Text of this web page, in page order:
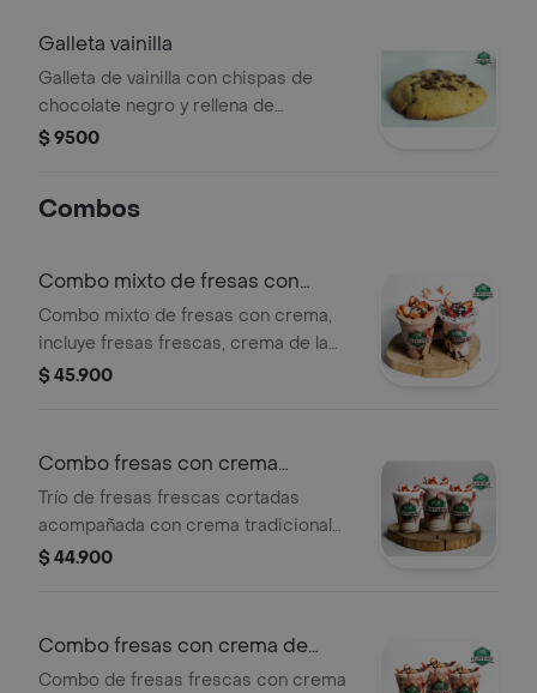
Galleta vainilla
Galleta de vainilla con chispas de
chocolate negro y rellena de
chocolate.
$ 9500
Combos
Combo mixto de fresas con
crema
Combo mixto de fresas con crema,
incluye fresas frescas, crema de la
casa, galleta Oreo y chocolate.
$ 45.900
Combo fresas con crema
tradicional
Trío de fresas frescas cortadas
acompañada con crema tradicional
de la casa.
$ 44.900
Combo fresas con crema de
chocolate
Combo de fresas frescas con crema